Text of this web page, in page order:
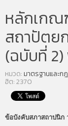
หลักเกณ
สถาปัตย
(ฉบับที่
หมวด:มาตรฐานและก
ฮิต: 2370
ข้อบังคับสภาสถาปนิก